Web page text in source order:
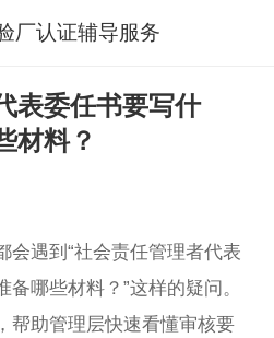
厂认证辅导服务
表委任书要写什
材料？
会遇到“社会责任管理者代表
哪些材料？”这样的疑问。
帮助管理层快速看懂审核要